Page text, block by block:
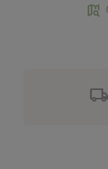
map_search
local_shipping